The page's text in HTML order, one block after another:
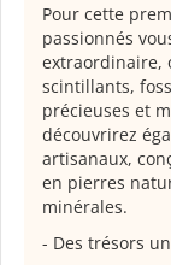
Pour cette
passionnés
extraordinaire,
scintillants,
précieuses et
découvrirez
artisanaux,
en pierres
minérales.
- Des trésors